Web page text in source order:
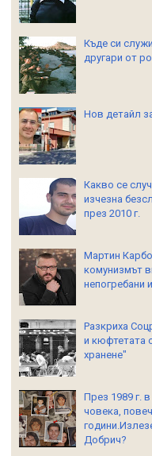
Къде си
другари от
Нов детайл
Какво се
изчезна
през 2010 г.
Мартин
комунизмът
непогребани
Разкриха
и кюфтетата
хранене"
През 1989 г.
човека,
Добрич?